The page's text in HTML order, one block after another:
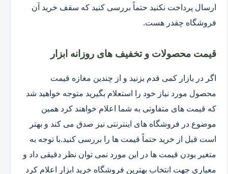
ارسال پرداخت نکنید حتماً بررسی کنید که سقف خرید آن
فروشگاه چقدر هست.
قیمت محصولات و تخفیف های روزانه ابزار
اگر در بازار کمی قدم بزنید و از چندین مغازه قیمت
محصول مورد نیاز خود را استعلام بگیرید متوجه خواهید شد
که قیمت های متفاوتی به شما اعلام خواهند کرد همین
موضوع در فروشگاه های اینترنتی نیز صدق می کند و بهتر
است قبل از خرید حتماً قیمت ها را بررسی کنید.با توجه به
متغیر بودن قیمت ها در این مورد نمی توان نظر دقیقی داد و
معیاری جهت انتخاب بهترین فروشگاه خرید ابزار اعلام کرد